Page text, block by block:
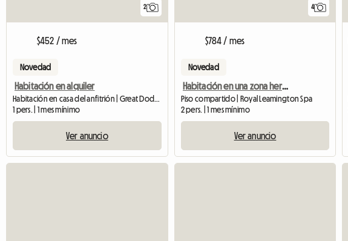
2
$452 / mes
Novedad
Habitación en alquiler
Habitación en casa del anfitrión | Great Doddington
1 pers. | 1 mes mínimo
Ver anuncio
4
$784 / mes
Novedad
Habitación en una zona hermosa y codiciada
Piso compartido | Royal Leamington Spa
2 pers. | 1 mes mínimo
Ver anuncio